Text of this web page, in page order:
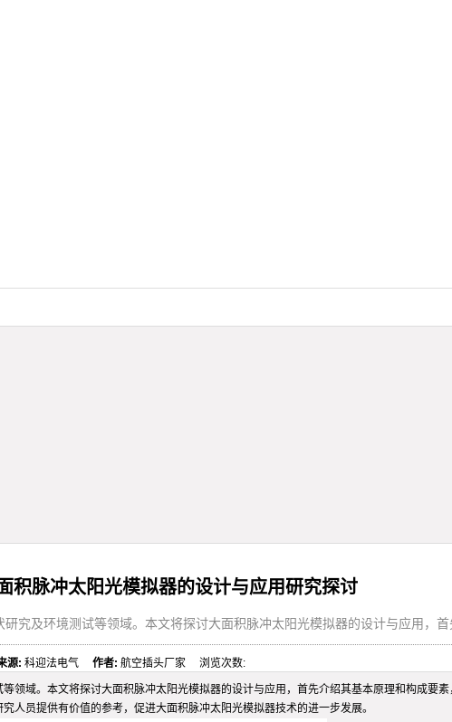
积脉冲太阳光模拟器的设计与应用研究探讨
究及环境测试等领域。本文将探讨大面积脉冲太阳光模拟器的设计与应用，
源: 科迎法电气作者: 航空插头厂家 浏览次数:
域。本文将探讨大面积脉冲太阳光模拟器的设计与应用，首先介绍其基本原理和构成要素
人员提供有价值的参考，促进大面积脉冲太阳光模拟器技术的进一步发展。